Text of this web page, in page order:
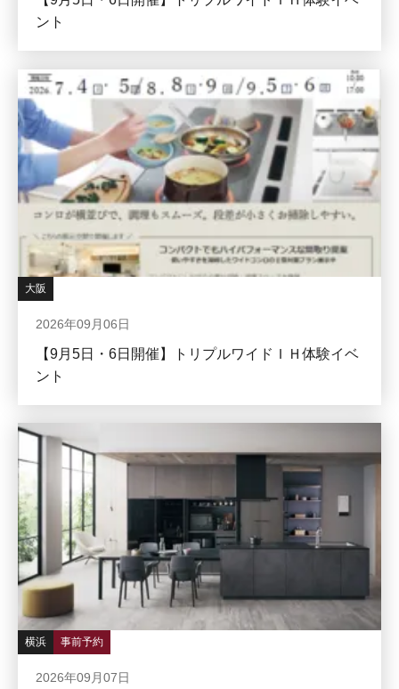
ント
大阪
2026年09月06日
【9月5日・6日開催】トリプルワイドＩＨ体験イベ
ント
横浜 事前予約
2026年09月07日